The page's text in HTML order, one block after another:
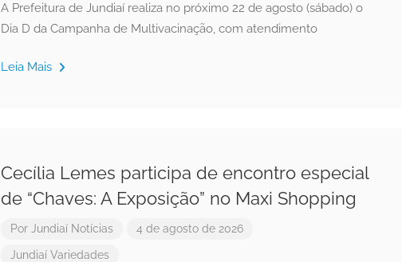
A Prefeitura de Jundiaí realiza no próximo 22 de agosto (sábado) o
Dia D da Campanha de Multivacinação, com atendimento
Leia Mais
Cecília Lemes participa de encontro especial
de “Chaves: A Exposição” no Maxi Shopping
Por Jundiaí Notícias 4 de agosto de 2026
Jundiaí Variedades